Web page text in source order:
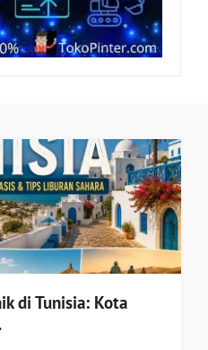
di Tunisia: Kota